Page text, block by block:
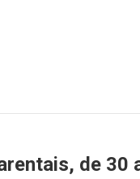
de 30